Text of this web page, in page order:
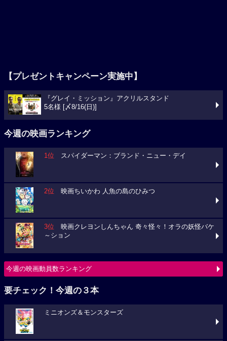
【プレゼントキャンペーン実施中】
『グレイ・ミッション』アクリルスタンド
5名様 [〆8/16(日)]
今週の映画ランキング
1位 スパイダーマン：ブランド・ニュー・デイ
2位 映画ちいかわ 人魚の島のひみつ
3位 映画クレヨンしんちゃん 奇々怪々！オラの妖怪バケ
～ション
今週の映画動員数ランキング
要チェック！今週の３本
ミニオンズ＆モンスターズ